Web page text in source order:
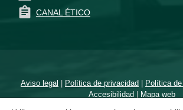
CANAL ÉTICO
Aviso legal | Política de privacidad| Política
Accesibilidad | Mapa web